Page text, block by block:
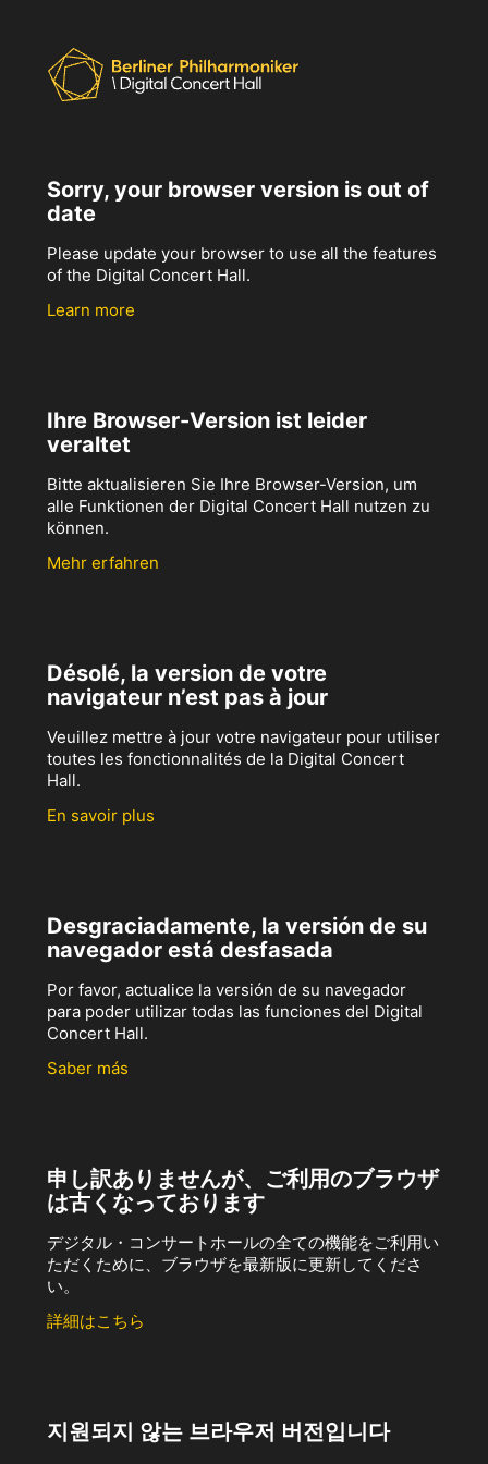
Sorry, your browser version is out of
date
Please update your browser to use all the features
of the Digital Concert Hall.
Learn more
Ihre Browser-Version ist leider
veraltet
Bitte aktualisieren Sie Ihre Browser-Version, um
alle Funktionen der Digital Concert Hall nutzen zu
können.
Mehr erfahren
Désolé, la version de votre
navigateur n’est pas à jour
Veuillez mettre à jour votre navigateur pour utiliser
toutes les fonctionnalités de la Digital Concert
Hall.
En savoir plus
Desgraciadamente, la versión de su
navegador está desfasada
Por favor, actualice la versión de su navegador
para poder utilizar todas las funciones del Digital
Concert Hall.
Saber más
申し訳ありませんが、ご利用のブラウザ
は古くなっております
デジタル・コンサートホールの全ての機能をご利用い
ただくために、ブラウザを最新版に更新してくださ
い。
詳細はこちら
지원되지 않는 브라우저 버전입니다